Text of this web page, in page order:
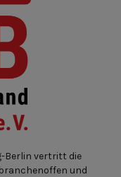
Berlin vertritt die
und